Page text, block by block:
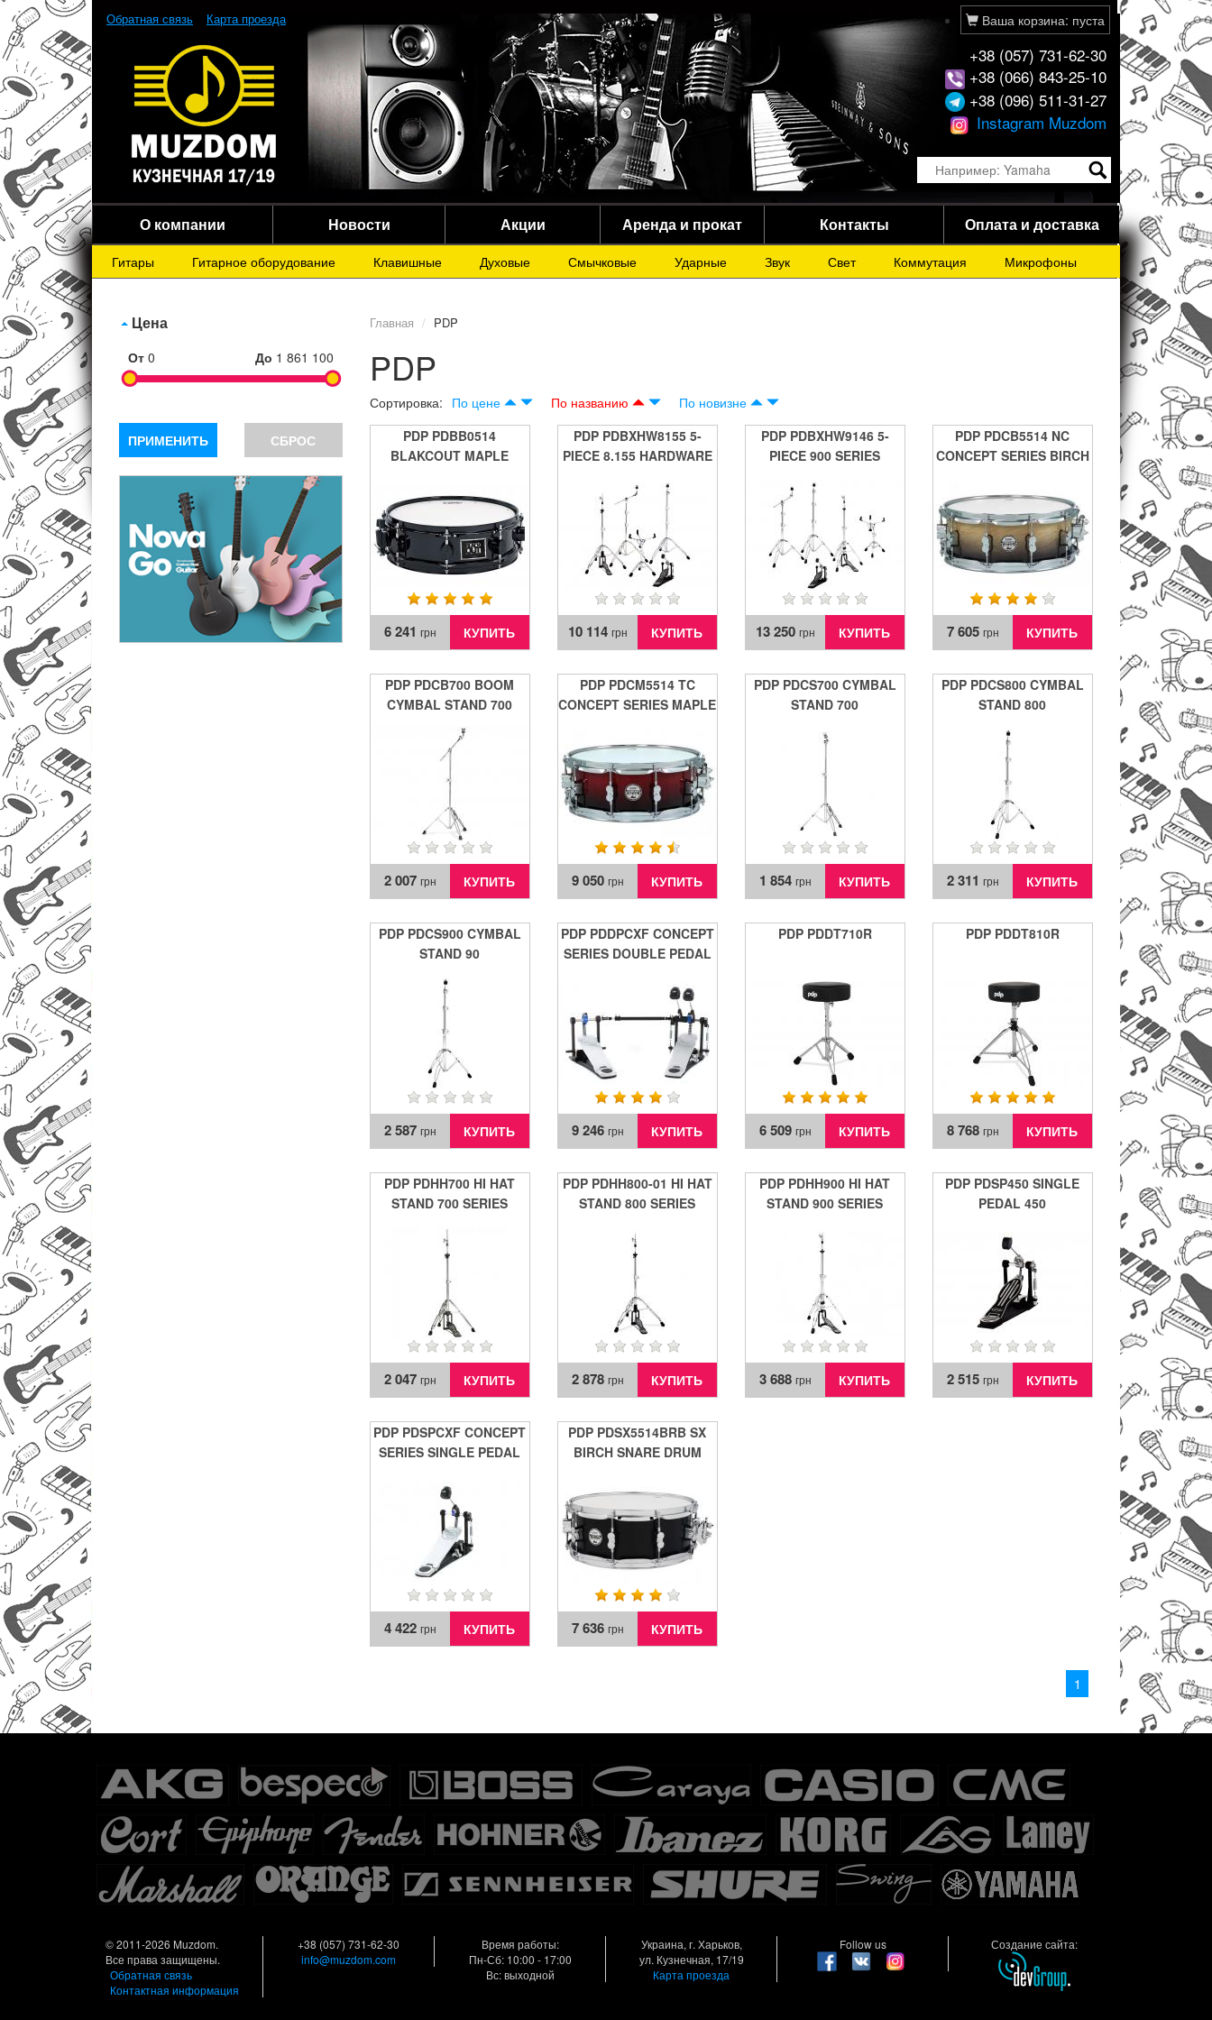
Обратная связь Карта проезда Ваша корзина: пуста
+38 (057) 731-62-30
+38 (066) 843-25-10
+38 (096) 511-31-27
Instagram Muzdom
О компании Новости Акции Аренда и прокат Контакты Оплата и доставка
Гитары Гитарное оборудование Клавишные Духовые Смычковые Ударные Звук Свет Коммутация Микрофоны
Цена
От 0 До 1 861 100
ПРИМЕНИТЬ СБРОС
Главная PDP
PDP
Сортировка: По цене По названию
По новизне
PDP PDBB0514
BLAKCOUT MAPLE
6 241 грн КУПИТЬ
PDP PDBXHW8155 5-
PIECE 8.155 HARDWARE
10 114 грн КУПИТЬ
PDP PDBXHW9146 5-
PIECE 900 SERIES
13 250 грн КУПИТЬ
PDP PDCB5514 NC
CONCEPT SERIES BIRCH
Fade)
7 605 грн КУПИТЬ
PDP PDCB700 BOOM
CYMBAL STAND 700
2 007 грн КУПИТЬ
PDP PDCM5514 TC
CONCEPT SERIES MAPLE
9 050 грн КУПИТЬ
PDP PDCS700 CYMBAL
STAND 700
1 854 грн КУПИТЬ
PDP PDCS800 CYMBAL
STAND 800
2 311 грн КУПИТЬ
PDP PDCS900 CYMBAL
STAND 90
2 587 грн КУПИТЬ
PDP PDDPCXF CONCEPT
SERIES DOUBLE PEDAL
9 246 грн КУПИТЬ
PDP PDDT710R
6 509 грн КУПИТЬ
PDP PDDT810R
8 768 грн КУПИТЬ
PDP PDHH700 HI HAT
STAND 700 SERIES
2 047 грн КУПИТЬ
PDP PDHH800-01 HI HAT
STAND 800 SERIES
2 878 грн КУПИТЬ
PDP PDHH900 HI HAT
STAND 900 SERIES
3 688 грн КУПИТЬ
PDP PDSP450 SINGLE
PEDAL 450
2 515 грн КУПИТЬ
PDP PDSPCXF CONCEPT
SERIES SINGLE PEDAL
4 422 грн КУПИТЬ
PDP PDSX5514BRB SX
BIRCH SNARE DRUM
7 636 грн КУПИТЬ
1
© 2011-2026 Muzdom.
Все права защищены.
Обратная связь
Контактная информация
+38 (057) 731-62-30
info@muzdom.com
Время работы:
Пн-Сб: 10:00 - 17:00
Вс: выходной
Украина, г. Харьков,
ул. Кузнечная, 17/19
Карта проезда
Follow us Создание сайта: